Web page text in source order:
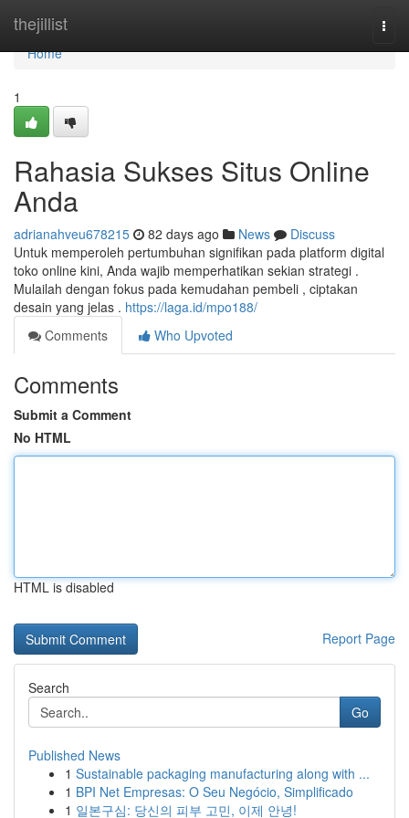
thejillist
Home
Home
1
Rahasia Sukses Situs Online
Anda
adrianahveu678215 82 days ago News
Discuss
Untuk memperoleh pertumbuhan signifikan pada platform digital
toko online kini, Anda wajib memperhatikan sekian strategi .
Mulailah dengan fokus pada kemudahan pembeli , ciptakan
desain yang jelas . https://laga.id/mpo188/
Comments
Who Upvoted
Comments
Submit a Comment
No HTML
HTML is disabled
Report Page
Search
Go
Published News
1 Sustainable packaging manufacturing along with ...
1 BPI Net Empresas: O Seu Negócio, Simplificado
1 일본구심: 당신의 피부 고민, 이제 안녕!